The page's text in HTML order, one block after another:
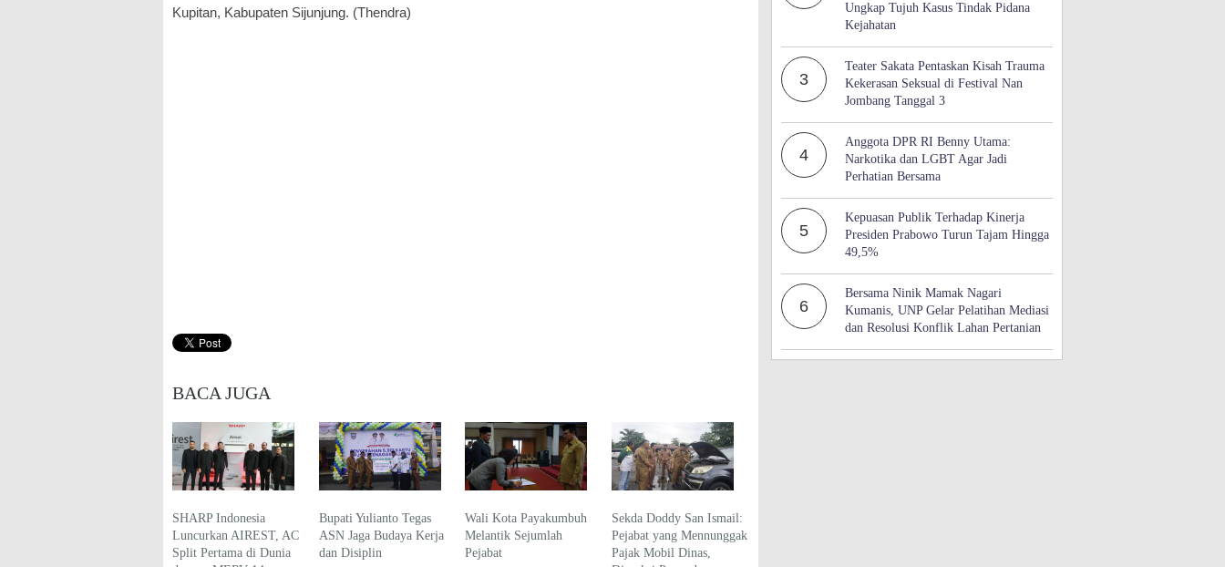
Kupitan, Kabupaten Sijunjung. (Thendra)
BACA JUGA
SHARP Indonesia
Luncurkan AIREST, AC
Split Pertama di Dunia
Bupati Yulianto Tegas
ASN Jaga Budaya Kerja
dan Disiplin
Wali Kota Payakumbuh
Melantik Sejumlah
Pejabat
Sekda Doddy San Ismail:
Pejabat yang Mennunggak
Pajak Mobil Dinas,
Ungkap Tujuh Kasus Tindak Pidana
Kejahatan
3
Teater Sakata Pentaskan Kisah Trauma
Kekerasan Seksual di Festival Nan
Jombang Tanggal 3
4
Anggota DPR RI Benny Utama:
Narkotika dan LGBT Agar Jadi
Perhatian Bersama
5
Kepuasan Publik Terhadap Kinerja
Presiden Prabowo Turun Tajam Hingga
49,5%
6
Bersama Ninik Mamak Nagari
Kumanis, UNP Gelar Pelatihan Mediasi
dan Resolusi Konflik Lahan Pertanian